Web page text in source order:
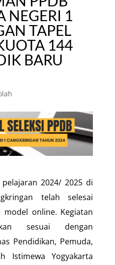
NEGERI 1
TAPEL
144
BARU
2024/ 2025 di
telah selesai
model online. Kegiatan
sesuai dengan
Pendidikan, Pemuda,
Istimewa Yogyakarta